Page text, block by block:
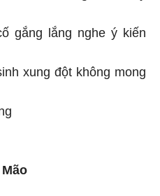
gắng lắng nghe ý kiến
xung đột không mong